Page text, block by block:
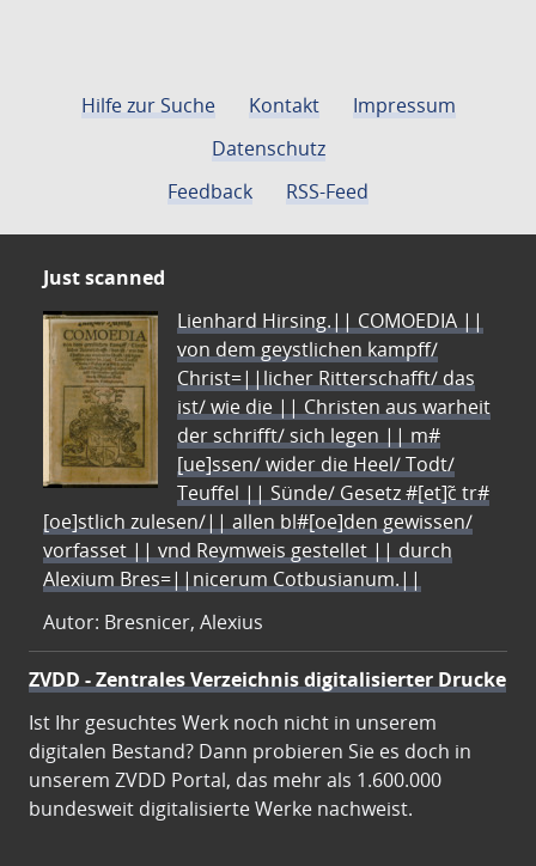
Hilfe zur Suche Kontakt
Impressum
Datenschutz
Feedback
RSS-Feed
Just scanned
Lienhard Hirsing.|| COMOEDIA ||
von dem geystlichen kampff/
Christ=||licher Ritterschafft/ das
ist/ wie die || Christen aus warheit
der schrifft/ sich legen || m#
[ue]ssen/ wider die Heel/ Todt/
Teuffel || Sünde/ Gesetz #[et]c̃ tr#
[oe]stlich zulesen/|| allen bl#[oe]den gewissen/
vorfasset || vnd Reymweis gestellet || durch
Alexium Bres=||nicerum Cotbusianum.||
Autor: Bresnicer, Alexius
ZVDD - Zentrales Verzeichnis digitalisierter Drucke
Ist Ihr gesuchtes Werk noch nicht in unserem
digitalen Bestand? Dann probieren Sie es doch in
unserem ZVDD Portal, das mehr als 1.600.000
bundesweit digitalisierte Werke nachweist.